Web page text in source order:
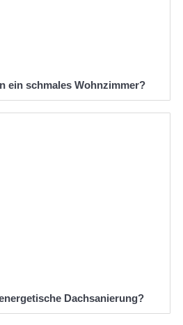
ein schmales Wohnzimmer?
Dachsanierung?